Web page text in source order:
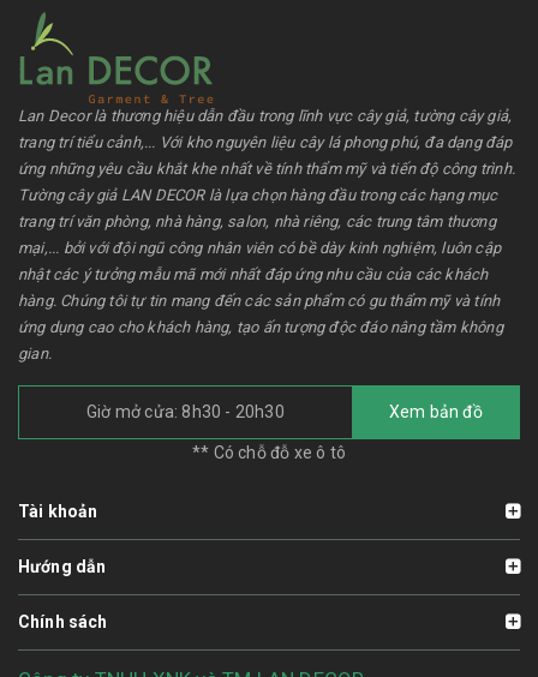
Lan Decor là thương hiệu dẫn đầu trong lĩnh vực cây giả, tường cây giả,
trang trí tiểu cảnh,... Với kho nguyên liệu cây lá phong phú, đa dạng đáp
ứng những yêu cầu khắt khe nhất về tính thẩm mỹ và tiến độ công trình.
Tường cây giả LAN DECOR là lựa chọn hàng đầu trong các hạng mục
trang trí văn phòng, nhà hàng, salon, nhà riêng, các trung tâm thương
mại,... bởi với đội ngũ công nhân viên có bề dày kinh nghiệm, luôn cập
nhật các ý tưởng mẫu mã mới nhất đáp ứng nhu cầu của các khách
hàng. Chúng tôi tự tin mang đến các sản phẩm có gu thẩm mỹ và tính
ứng dụng cao cho khách hàng, tạo ấn tượng độc đáo nâng tầm không
gian.
Giờ mở cửa: 8h30 - 20h30 Xem bản đồ
** Có chỗ đỗ xe ô tô
Tài khoản
Hướng dẫn
Chính sách